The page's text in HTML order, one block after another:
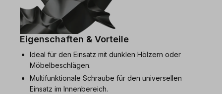
Eigenschaften & Vorteile
Ideal für den Einsatz mit dunklen Hölzern oder
Möbelbeschlägen.
Multifunktionale Schraube für den universellen
Einsatz im Innenbereich.